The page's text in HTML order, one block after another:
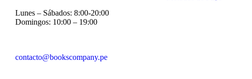
Lunes – Sábados: 8:00-20:00
Domingos: 10:00 – 19:00
contacto@bookscompany.pe